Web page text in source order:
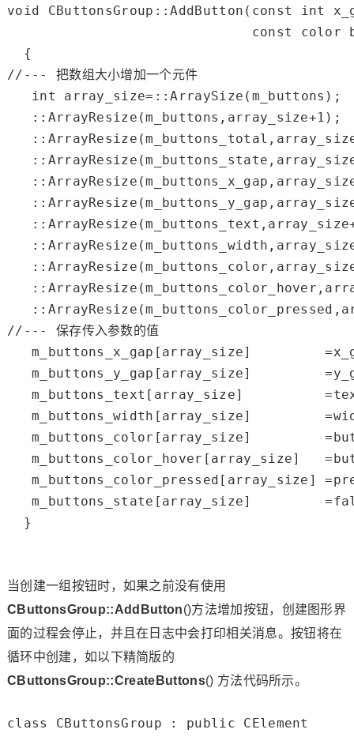
void CButtonsGroup::AddButton( const int
const
color
//--- 把数组大小增加一个元件
int array_size=::ArraySize (m_buttons);
:: ArrayResize (m_buttons,array_size+1 );
:: ArrayResize
:: ArrayResize
:: ArrayResize
:: ArrayResize
:: ArrayResize
:: ArrayResize
:: ArrayResize
:: ArrayResize
:: ArrayResize
//--- 保存传入参数的值
m_buttons_x_gap[array_size]
m_buttons_y_gap[array_size]
m_buttons_text[array_size]
m_buttons_width[array_size]
m_buttons_color[array_size]
m_buttons_color_hover[array_size]
m_buttons_color_pressed[array_size]
m_buttons_state[array_size]         =
}
当创建一组按钮时，如果之前没有使用
CButtonsGroup::AddButton()方法增加按钮，创建图形界
面的过程会停止，并且在日志中会打印相关消息。按钮将在
循环中创建，如以下精简版的
CButtonsGroup::CreateButtons() 方法代码所示。
class CButtonsGroup : public CElement